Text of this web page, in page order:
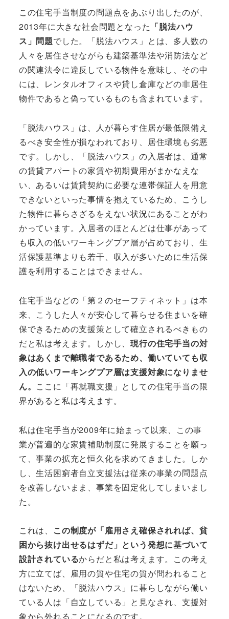
この住宅手当制度の問題点をあぶり出したのが、
2013年に大きな社会問題となった 「脱法ハウ
ス」問題でした。「脱法ハウス」とは、多人数の
人々を居住させながらも建築基準法や消防法など
の関連法令に違反している物件を意味し、その中
には、レンタルオフィスや貸し倉庫などの非居住
物件であると偽っているものも含まれています。
「脱法ハウス」は、人が暮らす住居が最低限備え
るべき安全性が損なわれており、居住環境も劣悪
です。しかし、「脱法ハウス」の入居者は、通常
の賃貸アパートの家賃や初期費用がまかなえな
い、あるいは賃貸契約に必要な連帯保証人を用意
できないといった事情を抱えているため、こうし
た物件に暮らさざるをえない状況にあることがわ
かっています。入居者のほとんどは仕事があって
も収入の低いワーキングプア層が占めており、生
活保護基準よりも若干、収入が多いために生活保
護を利用することはできません。
住宅手当などの「第２のセーフティネット」は本
来、こうした人々が安心して暮らせる住まいを確
保できるための支援策として確立されるべきもの
だと私は考えます。しかし、現行の住宅手当の対
象はあくまで離職者であるため、働いていても収
入の低いワーキングプア層は支援対象になりませ
ん。 ここに「再就職支援」としての住宅手当の限
界があると私は考えます。
私は住宅手当が2009年に始まって以来、この事
業が普遍的な家賃補助制度に発展することを願っ
て、事業の拡充と恒久化を求めてきました。しか
し、生活困窮者自立支援法は従来の事業の問題点
を改善しないまま、事業を固定化してしまいまし
た。
これは、 この制度が「雇用さえ確保されれば、貧
困から抜け出せるはずだ」という発想に基づいて
設計されているからだと私は考えます。この考え
方に立てば、雇用の質や住宅の質が問われること
はないため、「脱法ハウス」に暮らしながら働い
ている人は「自立している」と見なされ、支援対
象から外れることになるのです。